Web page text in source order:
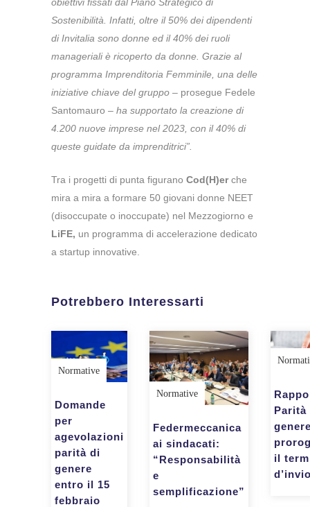
Sostenibilità. Infatti, oltre il 50% dei dipendenti
di Invitalia sono donne ed il 40% dei ruoli
manageriali è ricoperto da donne. Grazie al
programma Imprenditoria Femminile, una delle
iniziative chiave del gruppo – prosegue Fedele
Santomauro – ha supportato la creazione di
4.200 nuove imprese nel 2023, con il 40% di
queste guidate da imprenditrici”.
Tra i progetti di punta figurano Cod(H)erche
mira a mira a formare 50 giovani donne NEET
(disoccupate o inoccupate) nel Mezzogiorno e
LiFE, un programma di accelerazione dedicato
a startup innovative.
Potrebbero Interessarti
Normative
Domande
per
agevolazioni
parità di
genere
entro il 15
febbraio
Normative
Federmeccanica
ai sindacati:
“Responsabilità
e
semplificazione”
Parità
il